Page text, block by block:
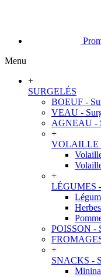
Menu
+
SURGELÉS
BOEUF -
VEAU -
AGNEAU -
+
VOLAILLE
+
LÉGUMES
POISSON -
+
SNACKS -
Minina